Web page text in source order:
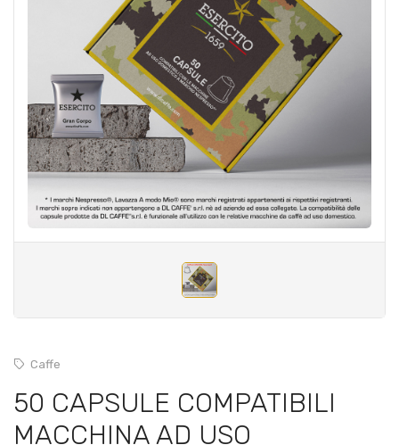
Caffe
50 CAPSULE COMPATIBILI
MACCHINA AD USO